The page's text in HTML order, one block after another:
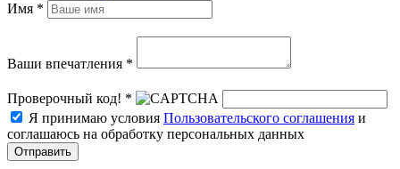
Имя *
Ваши впечатления *
Проверочный код! *
Я принимаю условия Пользовательского соглашения и
соглашаюсь на обработку персональных данных
Отправить